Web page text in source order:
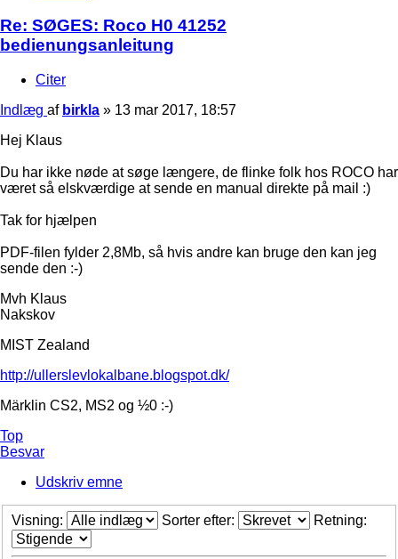
Re: SØGES: Roco H0 41252
bedienungsanleitung
Citer
Indlæg af birkla » 13 mar 2017, 18:57
Hej Klaus
Du har ikke nøde at søge længere, de flinke folk hos ROCO har
været så elskværdige at sende en manual direkte på mail :)
Tak for hjælpen
PDF-filen fylder 2,8Mb, så hvis andre kan bruge den kan jeg
sende den :-)
Mvh Klaus
Nakskov
MIST Zealand
http://ullerslevlokalbane.blogspot.dk/
Märklin CS2, MS2 og ½0 :-)
Top
Besvar
Udskriv emne
Visning: Sorter efter: Retning: